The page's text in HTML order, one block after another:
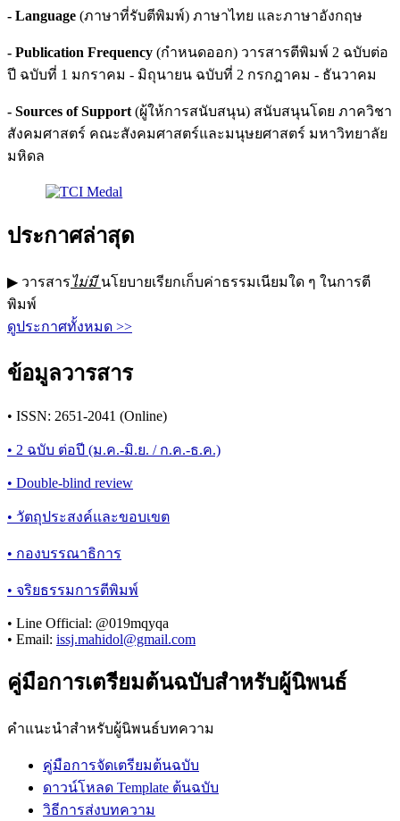
- Language (ภาษาที่รับตีพิมพ์) ภาษาไทย และภาษาอังกฤษ
- Publication Frequency (กำหนดออก) วารสารตีพิมพ์ 2 ฉบับต่อ
ปี ฉบับที่ 1 มกราคม - มิถุนายน ฉบับที่ 2 กรกฎาคม - ธันวาคม
- Sources of Support (ผู้ให้การสนับสนุน) สนับสนุนโดย ภาควิชา
สังคมศาสตร์ คณะสังคมศาสตร์และมนุษยศาสตร์ มหาวิทยาลัย
มหิดล
ประกาศล่าสุด
▶ วารสารไม่มีนโยบายเรียกเก็บค่าธรรมเนียมใด ๆ ในการตี
พิมพ์
ดูประกาศทั้งหมด >>
ข้อมูลวารสาร
• ISSN: 2651-2041 (Online)
• 2 ฉบับ ต่อปี (ม.ค.-มิ.ย. / ก.ค.-ธ.ค.)
• Double-blind review
• วัตถุประสงค์และขอบเขต
• กองบรรณาธิการ
• จริยธรรมการตีพิมพ์
• Line Official: @019mqyqa
• Email: issj.mahidol@gmail.com
คู่มือการเตรียมต้นฉบับสำหรับผู้นิพนธ์
คำแนะนำสำหรับผู้นิพนธ์บทความ
คู่มือการจัดเตรียมต้นฉบับ
ดาวน์โหลด Template ต้นฉบับ
วิธีการส่งบทความ